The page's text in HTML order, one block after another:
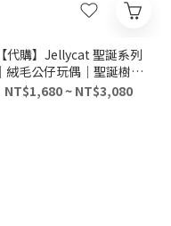
【代購】Jellycat 聖誕系列
｜絨毛公仔玩偶｜聖誕樹／
北歐雲杉／松樹／滑雪企鵝
NT$1,680 ~ NT$3,080